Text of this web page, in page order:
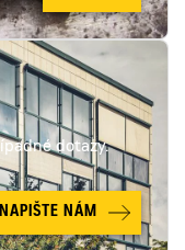
dotazy.
NAPIŠTE NÁM